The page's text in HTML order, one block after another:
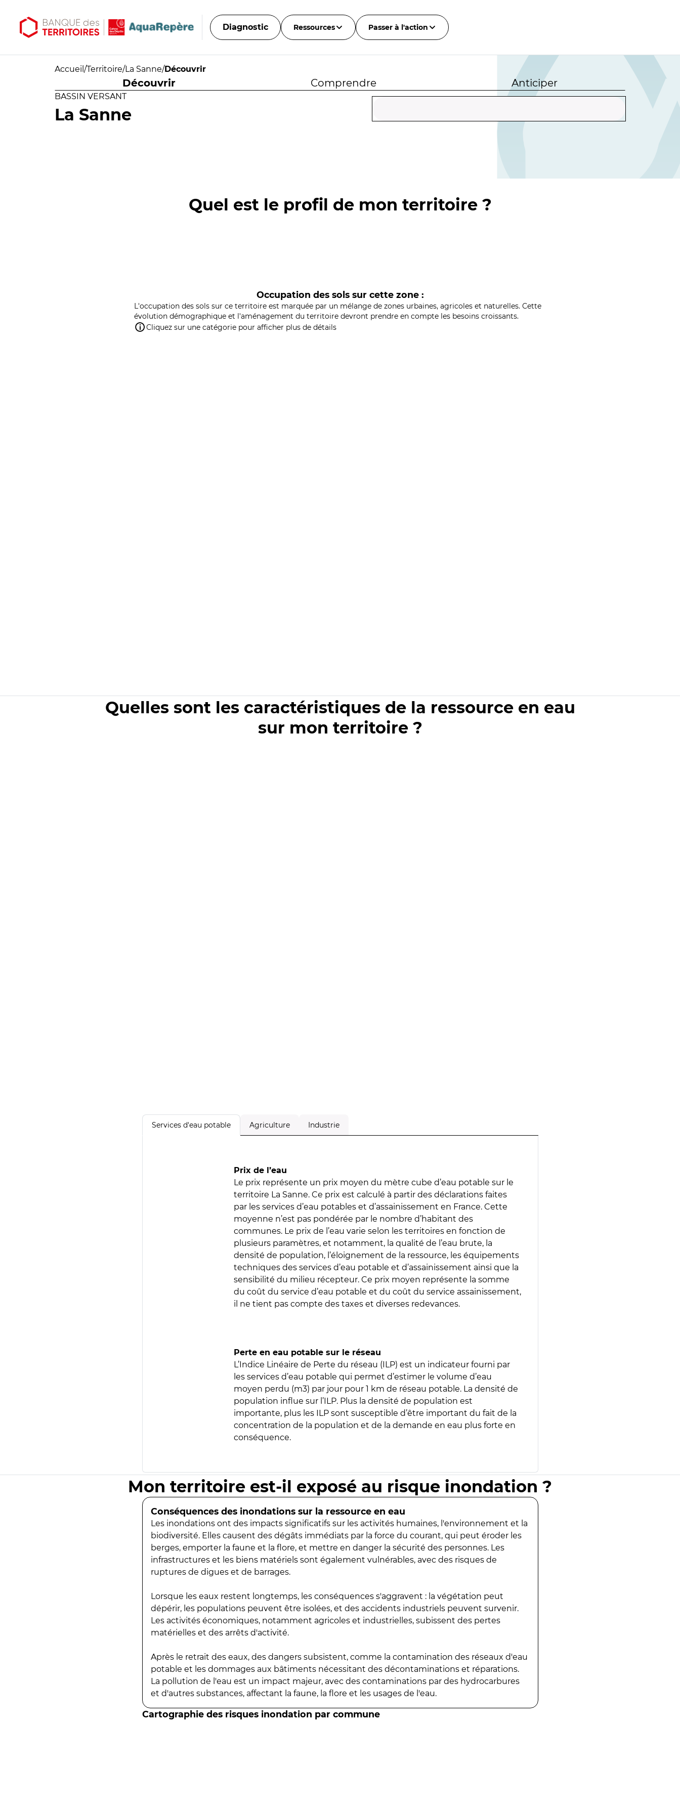
Diagnostic Ressources Passer à l'action
Accueil /Territoire/La Sanne/Découvrir
Découvrir Comprendre Anticiper
BASSIN VERSANT
La Sanne
Quel est le profil de mon territoire ?
Occupation des sols sur cette zone :
L'occupation des sols sur ce territoire est marquée par un mélange de zones urbaines, agricoles et naturelles. Cette
évolution démographique et l'aménagement du territoire devront prendre en compte les besoins croissants.
Cliquez sur une catégorie pour afficher plus de détails
Quelles sont les caractéristiques de la ressource en eau
sur mon territoire ?
Services d'eau potable Agriculture Industrie
Prix de l’eau
Le prix représente un prix moyen du mètre cube d’eau potable sur le
territoire La Sanne. Ce prix est calculé à partir des déclarations faites
par les services d’eau potables et d’assainissement en France. Cette
moyenne n’est pas pondérée par le nombre d’habitant des
communes. Le prix de l’eau varie selon les territoires en fonction de
plusieurs paramètres, et notamment, la qualité de l’eau brute, la
densité de population, l’éloignement de la ressource, les équipements
techniques des services d’eau potable et d’assainissement ainsi que la
sensibilité du milieu récepteur. Ce prix moyen représente la somme
du coût du service d’eau potable et du coût du service assainissement,
il ne tient pas compte des taxes et diverses redevances.
Perte en eau potable sur le réseau
L’Indice Linéaire de Perte du réseau (ILP) est un indicateur fourni par
les services d’eau potable qui permet d’estimer le volume d’eau
moyen perdu (m3) par jour pour 1 km de réseau potable. La densité de
population influe sur l’ILP. Plus la densité de population est
importante, plus les ILP sont susceptible d’être important du fait de la
concentration de la population et de la demande en eau plus forte en
conséquence.
Mon territoire est-il exposé au risque inondation ?
Conséquences des inondations sur la ressource en eau
Les inondations ont des impacts significatifs sur les activités humaines, l'environnement et la
biodiversité. Elles causent des dégâts immédiats par la force du courant, qui peut éroder les
berges, emporter la faune et la flore, et mettre en danger la sécurité des personnes. Les
infrastructures et les biens matériels sont également vulnérables, avec des risques de
ruptures de digues et de barrages.
Lorsque les eaux restent longtemps, les conséquences s'aggravent : la végétation peut
dépérir, les populations peuvent être isolées, et des accidents industriels peuvent survenir.
Les activités économiques, notamment agricoles et industrielles, subissent des pertes
matérielles et des arrêts d'activité.
Après le retrait des eaux, des dangers subsistent, comme la contamination des réseaux d'eau
potable et les dommages aux bâtiments nécessitant des décontaminations et réparations.
La pollution de l'eau est un impact majeur, avec des contaminations par des hydrocarbures
et d'autres substances, affectant la faune, la flore et les usages de l'eau.
Cartographie des risques inondation par commune